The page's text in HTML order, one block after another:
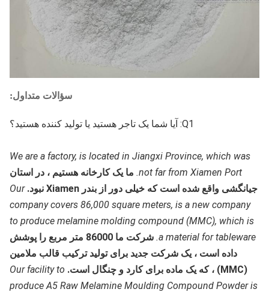
سؤالات متداول:
Q1: آیا شما یک تاجر هستید یا تولید کننده هستید؟
We are a factory, is located in Jiangxi Province, which was
not far from Xiamen Port. ما یک کارخانه هستیم ، در استان
جیانگشی واقع شده است که خیلی دور از بندر Xiamen نبود.
Our
company covers 86,000 square meters, is a new company
to produce melamine molding compound (MMC), which is
a material for tableware.
شرکت ما 86000 متر مربع را پوشش
داده است ، یک شرکت جدید برای تولید ترکیب قالب ملامین
(MMC) ، که یک ماده برای کارد و چنگال است.
Our facility to
produce A5 Raw Melamine Moulding Compound Powder is